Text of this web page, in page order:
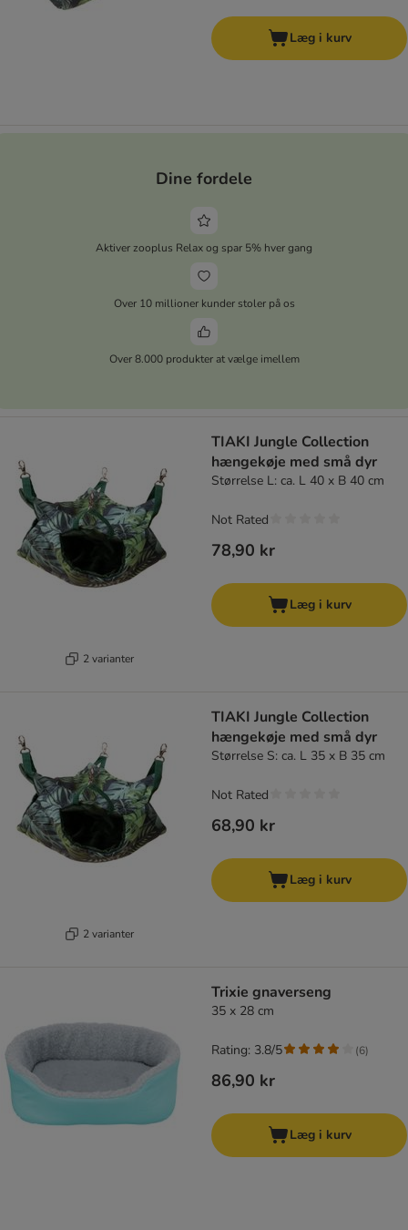
Læg i kurv
Dine fordele
Aktiver zooplus Relax og spar 5% hver gang
Over 10 millioner kunder stoler på os
Over 8.000 produkter at vælge imellem
2 varianter
TIAKI Jungle Collection
hængekøje med små dyr
Størrelse L: ca. L 40 x B 40 cm
78,90 kr
Not Rated
Læg i kurv
2 varianter
TIAKI Jungle Collection
hængekøje med små dyr
Størrelse S: ca. L 35 x B 35 cm
68,90 kr
Not Rated
Læg i kurv
Trixie gnaverseng
35 x 28 cm
86,90 kr
Rating: 3.8/5 (6)
Læg i kurv